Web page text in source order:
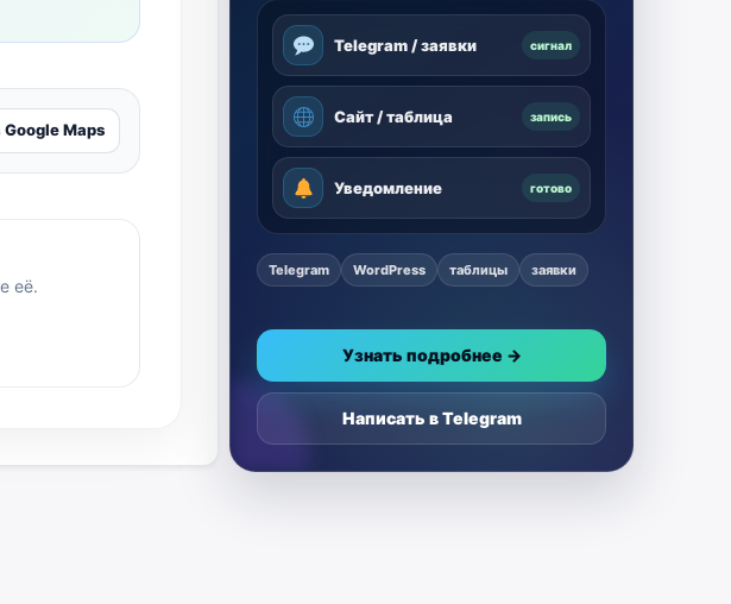
Maps
её.
Telegram / заявки сигнал
Сайт / таблица запись
Уведомление готово
Telegram WordPress таблицы заявки
Узнать подробнее →
Написать в Telegram